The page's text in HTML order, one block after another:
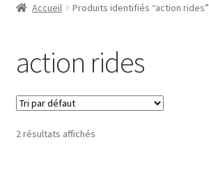
Mon compte
Panier
Validation de la commande
Accueil Produits identifiés “action rides”
action rides
2 résultats affichés